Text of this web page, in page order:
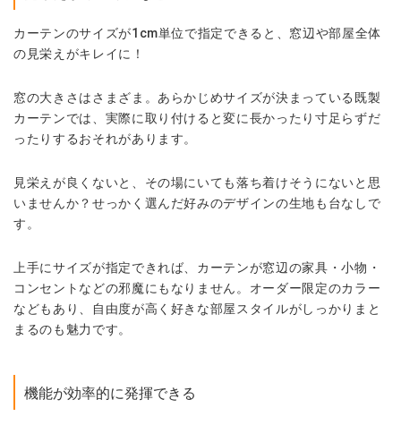
カーテンのサイズが1cm単位で指定できると、窓辺や部屋全体
の見栄えがキレイに！
窓の大きさはさまざま。あらかじめサイズが決まっている既製
カーテンでは、実際に取り付けると変に長かったり寸足らずだ
ったりするおそれがあります。
見栄えが良くないと、その場にいても落ち着けそうにないと思
いませんか？せっかく選んだ好みのデザインの生地も台なしで
す。
上手にサイズが指定できれば、カーテンが窓辺の家具・小物・
コンセントなどの邪魔にもなりません。オーダー限定のカラー
などもあり、自由度が高く 好きな部屋スタイルがしっかりまと
まるのも魅力です。
機能が効率的に発揮できる